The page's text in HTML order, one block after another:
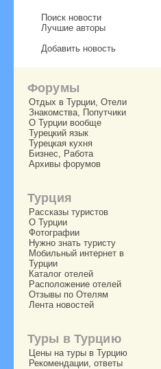
Поиск новости
Лучшие авторы
Добавить новость
Форумы
Отдых в Турции, Отели
Знакомства, Попутчики
О Турции вообще
Турецкий язык
Турецкая кухня
Бизнес, Работа
Архивы форумов
Турция
Рассказы туристов
О Турции
Фотографии
Нужно знать туристу
Мобильный интернет в
Турции
Каталог отелей
Расположение отелей
Отзывы по Отелям
Лента новостей
Туры в Турцию
Цены на туры в Турцию
Рекомендации, ответы